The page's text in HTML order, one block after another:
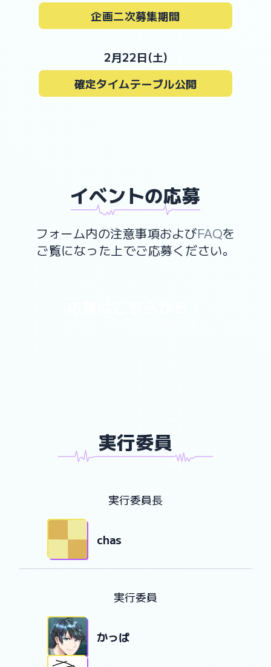
企画二次募集期間
2月22日(土)
確定タイムテーブル公開
イベントの応募
xxxxxxxxxxxxxxxShibamataxxxxxxxxxxxxxxxxxxxxxxxxxxxxPartyxxxxxxxxxxxxxxx
フォーム内の注意事項およびFAQを
ご覧になった上でご応募ください。
実行委員
xxxxxxxxxxWaruiYatsuxxxxxxxxxxxxxxxxxxxxxxxxxxxxxxxxxxxxxxxxxxxxxDeHaNasasouxxxxxxxxxx
実行委員長
chas
実行委員
かっぱ